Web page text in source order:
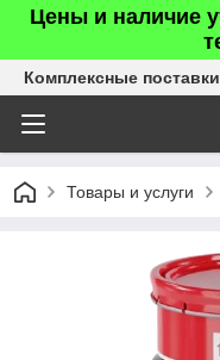
Цены и наличие
Комплексные
Товары и услуги